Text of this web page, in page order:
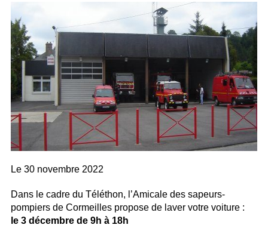
Le 30 novembre 2022
Dans le cadre du Téléthon, l’Amicale des sapeurs-
pompiers de Cormeilles propose de laver votre voiture :
le 3 décembre de 9h à 18h